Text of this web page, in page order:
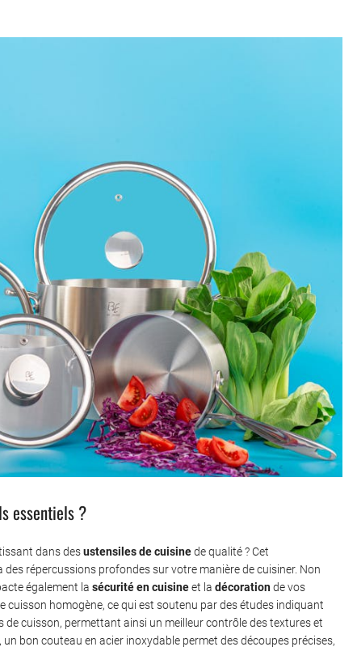
essentiels ?
dans desustensiles de cuisinede qualité ? Cet
répercussions profondes sur votre manière de cuisiner. Non
également la sécurité en cuisineet la décorationde vos
homogène, ce qui est soutenu par des études indiquant
de cuisson, permettant ainsi un meilleur contrôle des textures et
bon couteau en acier inoxydable permet des découpes précises,